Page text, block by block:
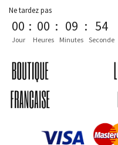
Ne tardez pas
00
Jour
: 00
Heures
: 09
Minutes
: 54
Seconde